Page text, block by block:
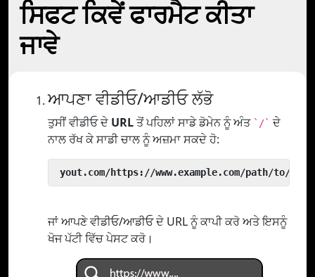
ਸਿਫਟ ਕਿਵੇਂ ਫਾਰਮੈਟ ਕੀਤਾ
ਜਾਵੇ
ਆਪਣਾ ਵੀਡੀਓ/ਆਡੀਓ ਲੱਭੋ
ਤੁਸੀਂ ਵੀਡੀਓ ਦੇ URLਤੋਂ ਪਹਿਲਾਂ ਸਾਡੇ ਡੋਮੇਨ ਨੂੰ ਅੰਤ `/` ਦੇ
ਨਾਲ ਰੱਖ ਕੇ ਸਾਡੀ ਚਾਲ ਨੂੰ ਅਜ਼ਮਾ ਸਕਦੇ ਹੋ:
yout.com/https://www.example.com/path/to/
ਜਾਂ ਆਪਣੇ ਵੀਡੀਓ/ਆਡੀਓ ਦੇ URL ਨੂੰ ਕਾਪੀ ਕਰੋ ਅਤੇ ਇਸਨੂੰ
ਖੋਜ ਪੱਟੀ ਵਿੱਚ ਪੇਸਟ ਕਰੋ।